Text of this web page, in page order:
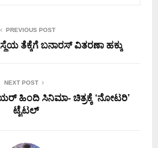
PREVIOUS POST
ತೆಕ್ಕೆಗೆ ಬನಾರಸ್ ವಿತರಣಾ ಹಕ್ಕು
NEXT POST
ಹಿಂದಿ ಸಿನಿಮಾ- ಚಿತ್ರಕ್ಕೆ ‘ನೋಟರಿ’
ಟೈಟಲ್